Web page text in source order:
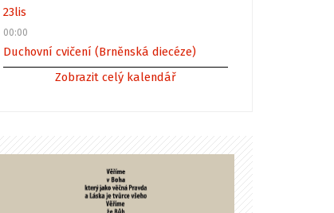
23lis
00:00
Duchovní cvičení (Brněnská diecéze)
Zobrazit celý kalendář